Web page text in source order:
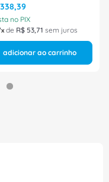
338,39
no PIX
de R$ 53,71 sem juros
adicionar ao carrinho